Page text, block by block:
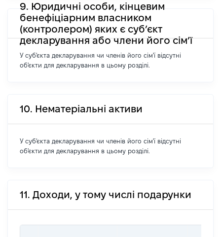
9. Юридичні особи, кінцевим
бенефіціарним власником
(контролером) яких є суб’єкт
декларування або члени його сім’ї
У суб'єкта декларування чи членів його сім'ї відсутні
об'єкти для декларування в цьому розділі.
10. Нематеріальні активи
У суб'єкта декларування чи членів його сім'ї відсутні
об'єкти для декларування в цьому розділі.
11. Доходи, у тому числі подарунки